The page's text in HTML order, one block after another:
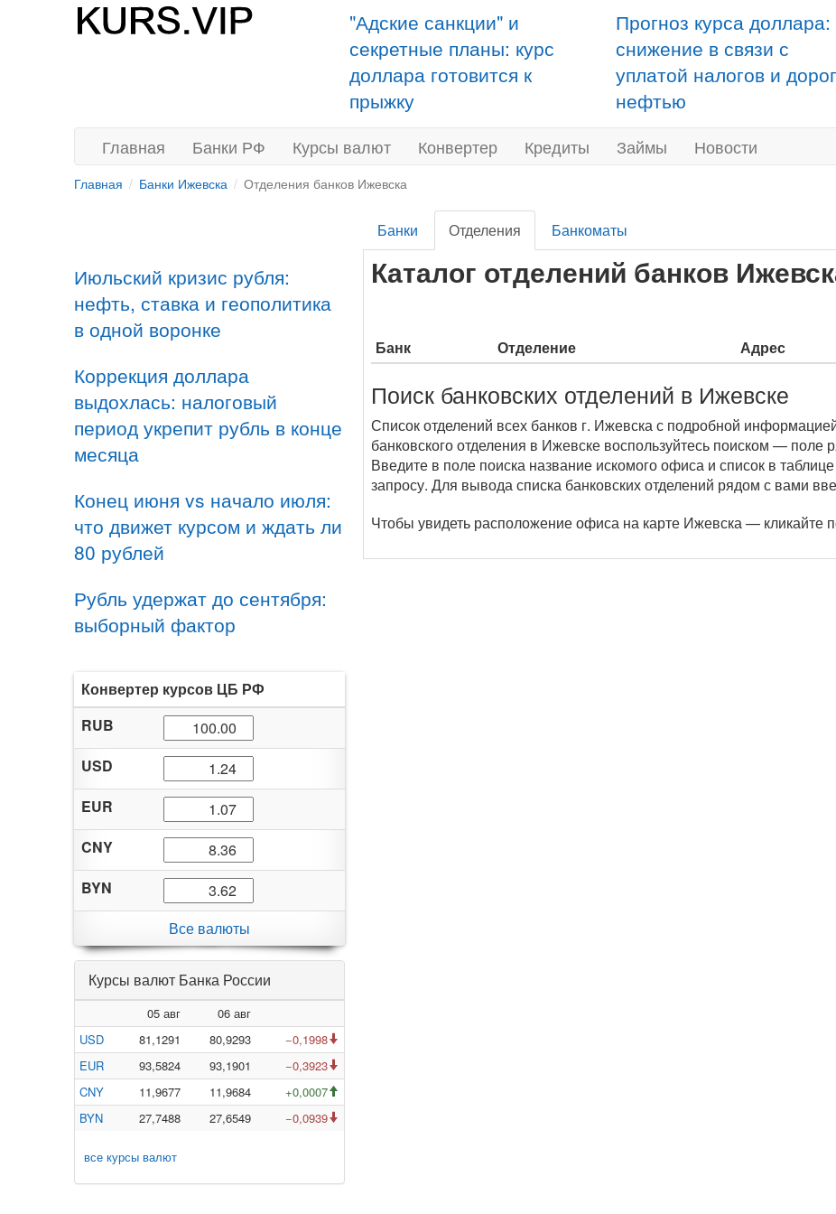
"Адские санкции" и
секретные планы: курс
доллара готовится к
прыжку
Прогноз курса доллара:
снижение в связи с
уплатой налогов и
нефтью
Главная Банки РФ Курсы валют Конвертер Кредиты Займы Новости
Главная Банки Ижевска Отделения банков Ижевска
Июльский кризис рубля:
нефть, ставка и геополитика
в одной воронке
Коррекция доллара
выдохлась: налоговый
период укрепит рубль в конце
месяца
Конец июня vs начало июля:
что движет курсом и ждать ли
80 рублей
Рубль удержат до сентября:
выборный фактор
Конвертер курсов ЦБ РФ
RUB
USD
EUR
CNY
BYN
Все валюты
Курсы валют Банка России
05 авг
06 авг
USD
81,1291 80,9293
−0,1998
EUR
93,5824 93,1901
−0,3923
CNY
11,9677 11,9684
+0,0007
BYN
27,7488 27,6549 −0,0939
все курсы валют
Банки Отделения Банкоматы
Каталог отделений банков
Банк Отделение Адрес
Поиск банковских отделений в Ижевске
Список отделений всех банков г. Ижевска с подробной
банковского отделения в Ижевске воспользуйтесь поиском — поле
Введите в поле поиска название искомого офиса и список в
запросу. Для вывода списка банковских отделений рядом с вами
Чтобы увидеть расположение офиса на карте Ижевска — кликайте